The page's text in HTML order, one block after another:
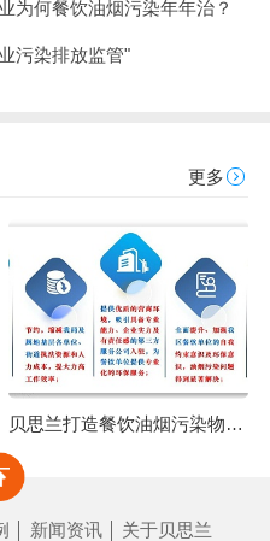
为何餐饮油烟污染年年治？
污染排放监管"
更多
贝思兰打造餐饮油烟污染物综合监管项目|＂监，管，治，帮，服＂五维一体，破解城市油烟污染难题！
新闻资讯 关于贝思兰